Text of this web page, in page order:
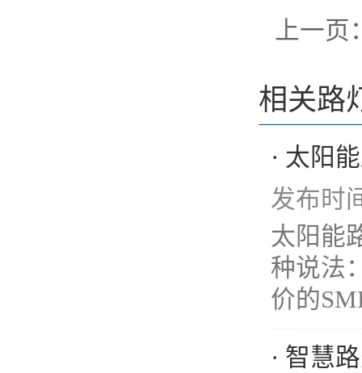
上一页
相关路
· 太阳
发布时
太阳能
种说法
价的
· 智慧